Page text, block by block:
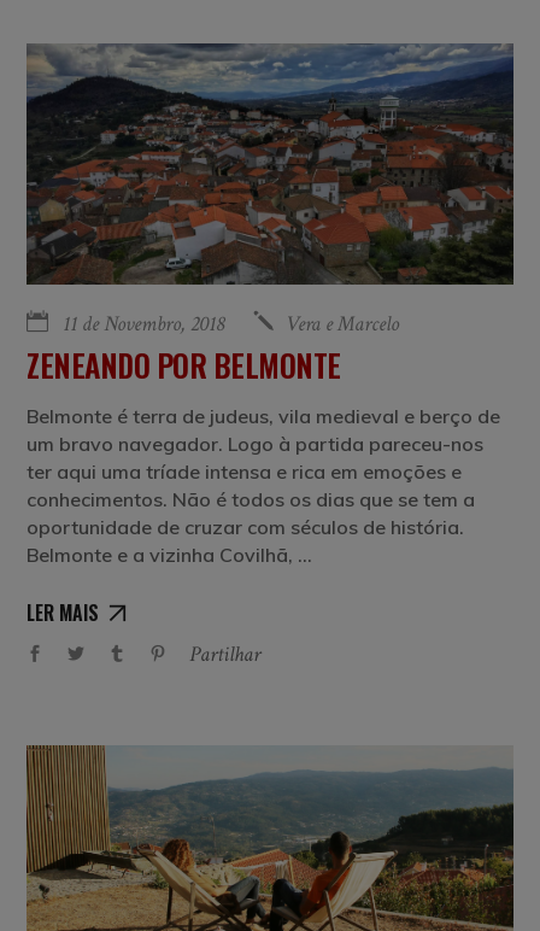
11 de Novembro, 2018 Vera e Marcelo
ZENEANDO POR BELMONTE
Belmonte é terra de judeus, vila medieval e berço de
um bravo navegador. Logo à partida pareceu-nos
ter aqui uma tríade intensa e rica em emoções e
conhecimentos. Não é todos os dias que se tem a
oportunidade de cruzar com séculos de história.
Belmonte e a vizinha Covilhã,
LER MAIS
Partilhar